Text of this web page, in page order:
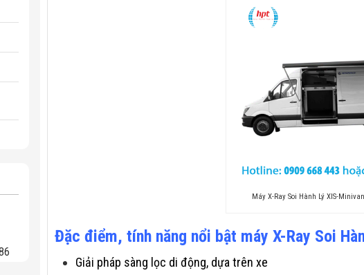
Máy X-Ray Soi Hành Lý XIS-
Đặc điểm, tính năng nổi bật máy X-Ray Soi
Giải pháp sàng lọc di động, dựa trên xe